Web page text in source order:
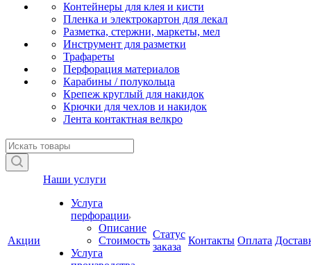
Контейнеры для клея и кисти
Пленка и электрокартон для лекал
Разметка, стержни, маркеты, мел
Инструмент для разметки
Трафареты
Перфорация материалов
Карабины / полукольца
Крепеж круглый для накидок
Крючки для чехлов и накидок
Лента контактная велкро
Акции
Наши услуги
Услуга
перфорации
Описание
Стоимость
Услуга
Статус
заказа
Контакты Оплата